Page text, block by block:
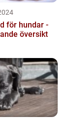
för hundar -
översikt